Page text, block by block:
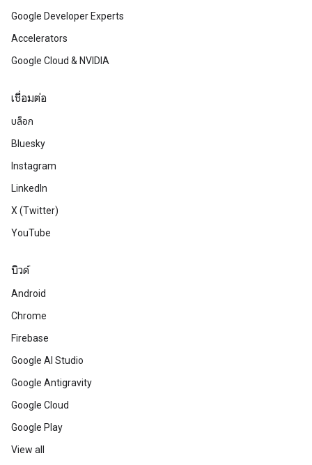
Google Developer Experts
Accelerators
Google Cloud & NVIDIA
เชื่อมต่อ
บล็อก
Bluesky
Instagram
LinkedIn
X (Twitter)
YouTube
บิวด์
Android
Chrome
Firebase
Google AI Studio
Google Antigravity
Google Cloud
Google Play
View all